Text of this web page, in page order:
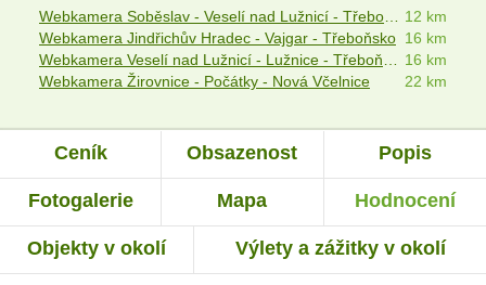
Webkamera Soběslav - Veselí nad Lužnicí - Třeboňská pánev 12 km
Webkamera Jindřichův Hradec - Vajgar - Třeboňsko 16 km
Webkamera Veselí nad Lužnicí - Lužnice - Třeboňská pánev 16 km
Webkamera Žirovnice - Počátky - Nová Včelnice
22 km
Ceník Obsazenost Popis
Fotogalerie Mapa Hodnocení
Objekty v okolí Výlety a zážitky v okolí